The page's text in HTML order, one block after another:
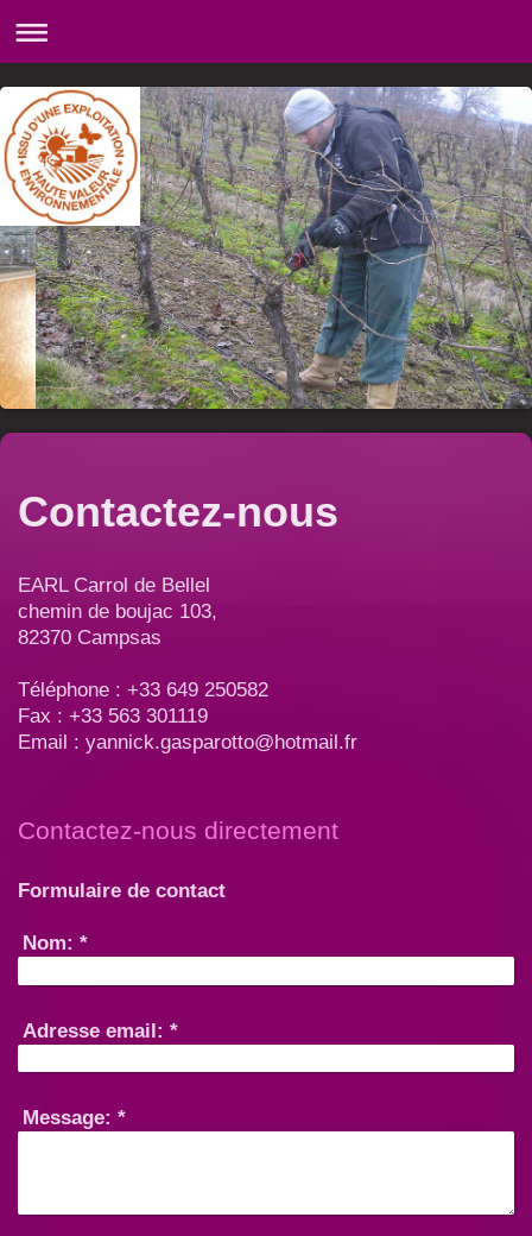
Contactez-nous
EARL Carrol de Bellel
chemin de boujac 103,
82370 Campsas
Téléphone : +33 649 250582
Fax : +33 563 301119
Email : yannick.gasparotto@hotmail.fr
Contactez-nous directement
Formulaire de contact
Nom: *
Adresse email: *
Message: *